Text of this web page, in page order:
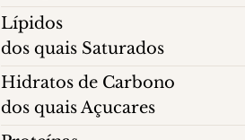
Lípidos
dos quais Saturados
Hidratos de Carbono
dos quais Açucares